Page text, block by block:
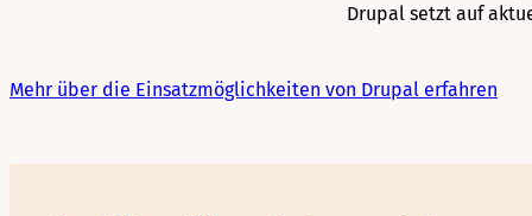
Drupal setzt auf
Mehr über die Einsatzmöglichkeiten von Drupal erfahren